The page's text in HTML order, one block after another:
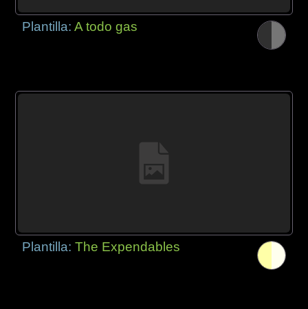
Plantilla:A todo gas
Plantilla:The Expendables